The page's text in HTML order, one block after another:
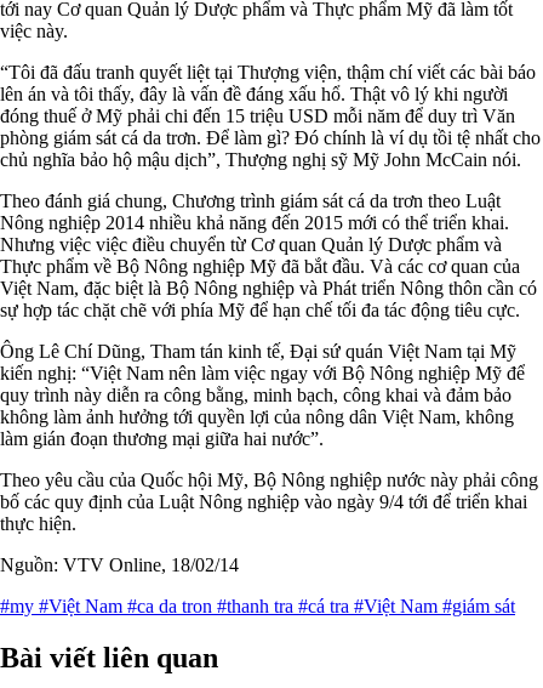
tới nay Cơ quan Quản lý Dược phẩm và Thực phẩm Mỹ đã làm tốt
việc này.
“Tôi đã đấu tranh quyết liệt tại Thượng viện, thậm chí viết các bài báo
lên án và tôi thấy, đây là vấn đề đáng xấu hổ. Thật vô lý khi người
đóng thuế ở Mỹ phải chi đến 15 triệu USD mỗi năm để duy trì Văn
phòng giám sát cá da trơn. Để làm gì? Đó chính là ví dụ tồi tệ nhất cho
chủ nghĩa bảo hộ mậu dịch”, Thượng nghị sỹ Mỹ John McCain nói.
Theo đánh giá chung, Chương trình giám sát cá da trơn theo Luật
Nông nghiệp 2014 nhiều khả năng đến 2015 mới có thể triển khai.
Nhưng việc việc điều chuyển từ Cơ quan Quản lý Dược phẩm và
Thực phẩm về Bộ Nông nghiệp Mỹ đã bắt đầu. Và các cơ quan của
Việt Nam, đặc biệt là Bộ Nông nghiệp và Phát triển Nông thôn cần có
sự hợp tác chặt chẽ với phía Mỹ để hạn chế tối đa tác động tiêu cực.
Ông Lê Chí Dũng, Tham tán kinh tế, Đại sứ quán Việt Nam tại Mỹ
kiến nghị: “Việt Nam nên làm việc ngay với Bộ Nông nghiệp Mỹ để
quy trình này diễn ra công bằng, minh bạch, công khai và đảm bảo
không làm ảnh hưởng tới quyền lợi của nông dân Việt Nam, không
làm gián đoạn thương mại giữa hai nước”.
Theo yêu cầu của Quốc hội Mỹ, Bộ Nông nghiệp nước này phải công
bố các quy định của Luật Nông nghiệp vào ngày 9/4 tới để triển khai
thực hiện.
Nguồn: VTV Online, 18/02/14
#my #Việt Nam #ca da tron #thanh tra #cá tra #Việt Nam #giám sát
Bài viết liên quan